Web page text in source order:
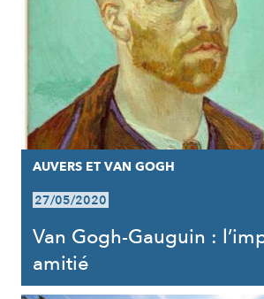
AUVERS ET VAN GOGH
27/05/2020
Van Gogh-Gauguin :
amitié